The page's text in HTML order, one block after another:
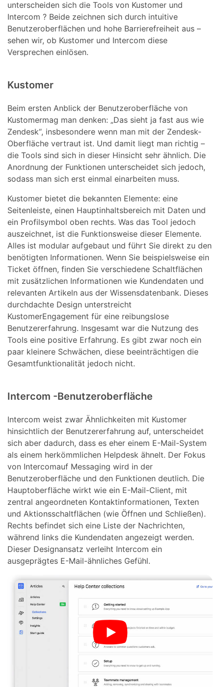
unterscheiden sich die Tools von Kustomer und
Intercom ? Beide zeichnen sich durch intuitive
Benutzeroberflächen und hohe Barrierefreiheit aus –
sehen wir, ob Kustomer und Intercom diese
Versprechen einlösen.
Kustomer
Beim ersten Anblick der Benutzeroberfläche von
Kustomermag man denken: „Das sieht ja fast aus wie
Zendesk“, insbesondere wenn man mit der Zendesk-
Oberfläche vertraut ist. Und damit liegt man richtig –
die Tools sind sich in dieser Hinsicht sehr ähnlich. Die
Anordnung der Funktionen unterscheidet sich jedoch,
sodass man sich erst einmal einarbeiten muss.
Kustomer bietet die bekannten Elemente: eine
Seitenleiste, einen Hauptinhaltsbereich mit Daten und
ein Profilsymbol oben rechts. Was das Tool jedoch
auszeichnet, ist die Funktionsweise dieser Elemente.
Alles ist modular aufgebaut und führt Sie direkt zu den
benötigten Informationen. Wenn Sie beispielsweise ein
Ticket öffnen, finden Sie verschiedene Schaltflächen
mit zusätzlichen Informationen wie Kundendaten und
relevanten Artikeln aus der Wissensdatenbank. Dieses
durchdachte Design unterstreicht
KustomerEngagement für eine reibungslose
Benutzererfahrung. Insgesamt war die Nutzung des
Tools eine positive Erfahrung. Es gibt zwar noch ein
paar kleinere Schwächen, diese beeinträchtigen die
Gesamtfunktionalität jedoch nicht.
Intercom -Benutzeroberfläche
Intercom weist zwar Ähnlichkeiten mit Kustomer
hinsichtlich der Benutzererfahrung auf, unterscheidet
sich aber dadurch, dass es eher einem E-Mail-System
als einem herkömmlichen Helpdesk ähnelt. Der Fokus
von Intercomauf Messaging wird in der
Benutzeroberfläche und den Funktionen deutlich. Die
Hauptoberfläche wirkt wie ein E-Mail-Client, mit
zentral angeordneten Kontaktinformationen, Texten
und Aktionsschaltflächen (wie Öffnen und Schließen).
Rechts befindet sich eine Liste der Nachrichten,
während links die Kundendaten angezeigt werden.
Dieser Designansatz verleiht Intercom ein
ausgeprägtes E-Mail-ähnliches Gefühl.